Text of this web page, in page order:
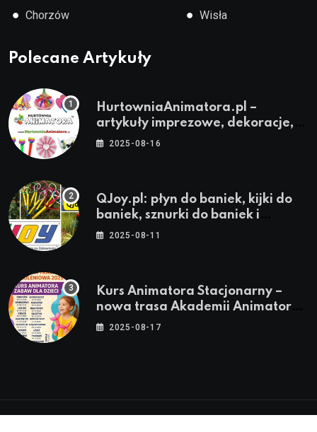
● Chorzów ● Wisła
Polecane Artykuły
HurtowniaAnimatora.pl –
artykuły imprezowe, dekoracje,
stroje i akcesoria dla animatorów
2025-08-16
QJoy.pl: płyn do baniek, kijki do
baniek, sznurki do baniek i
zestawy do baniek
2025-08-11
Kurs Animatora Stacjonarny –
nowa trasa Akademii Animatora
– jesień 2025
2025-08-17